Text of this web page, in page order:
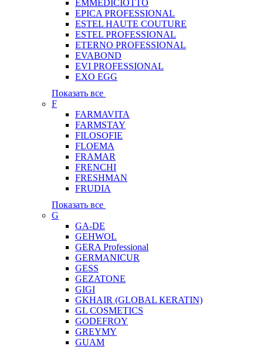
EMMEDICIOTTO
EPICA PROFESSIONAL
ESTEL HAUTE COUTURE
ESTEL PROFESSIONAL
ETERNO PROFESSIONAL
EVABOND
EVI PROFESSIONAL
EXO EGG
Показать все
F
FARMAVITA
FARMSTAY
FILOSOFIE
FLOEMA
FRAMAR
FRENCHI
FRESHMAN
FRUDIA
Показать все
G
GA-DE
GEHWOL
GERA Professional
GERMANICUR
GESS
GEZATONE
GIGI
GKHAIR (GLOBAL КЕRATIN)
GL COSMETICS
GODEFROY
GREYMY
GUAM